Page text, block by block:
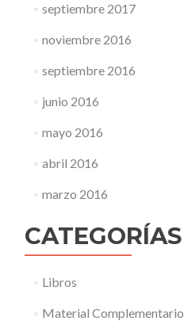
septiembre 2017
noviembre 2016
septiembre 2016
junio 2016
mayo 2016
abril 2016
marzo 2016
CATEGORÍAS
Libros
Material Complementario